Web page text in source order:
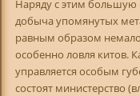
Наряду с этим большую
добыча упомянутых
равным образом
особенно ловля китов.
управляется особым
состоят министерство